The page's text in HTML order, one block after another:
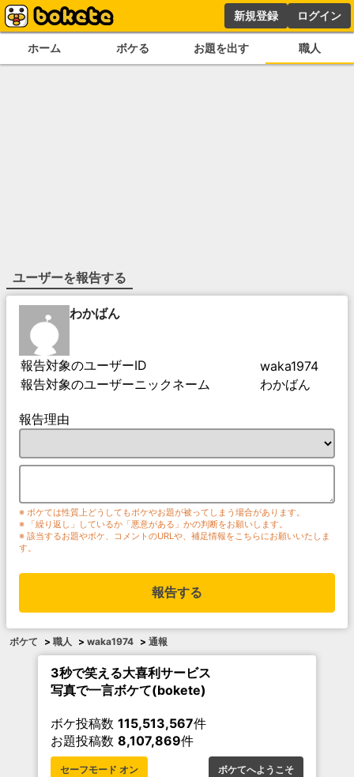
新規登録 ログイン
ホーム ボケる お題を出す 職人
ユーザーを報告する
わかばん
報告対象のユーザーID
waka1974
報告対象のユーザーニックネーム
わかばん
報告理由
※ ボケては性質上どうしてもボケやお題が被ってしまう場合があります。
※ 「繰り返し」しているか「悪意がある」かの判断をお願いします。
※ 該当するお題やボケ、コメントのURLや、補足情報をこちらにお願いいたしま
す。
報告する
ボケて > 職人 > waka1974 > 通報
3秒で笑える大喜利サービス
写真で一言ボケて(bokete)
ボケ投稿数 115,513,567件
お題投稿数 8,107,869件
セーフモード オン ボケてへようこそ